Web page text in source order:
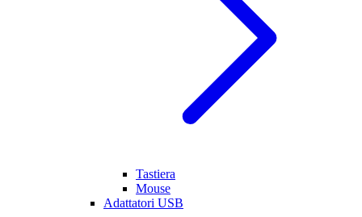
Tastiera
Mouse
Adattatori USB